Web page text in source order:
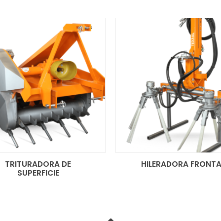
TRITURADORA DE
SUPERFICIE
HILERADORA